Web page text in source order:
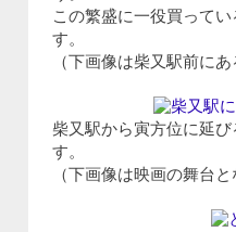
この繁盛に一役買って
す。
（下画像は柴又駅前に
柴又駅から寅方位に延
す。
（下画像は映画の舞台